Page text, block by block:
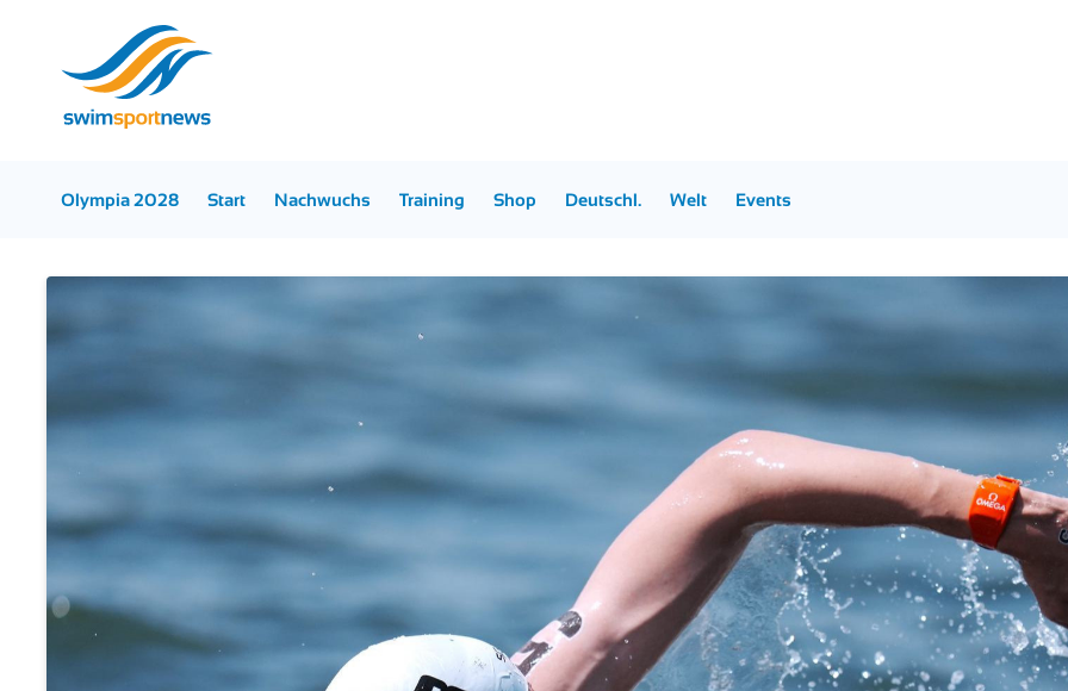
Olympia 2028 Start Nachwuchs Training Shop Deutschl. Welt Events